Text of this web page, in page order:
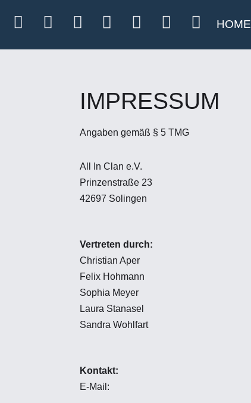
Inhalt
HOME
IMPRESSUM
Angaben gemäß § 5 TMG
All In Clan e.V.
Prinzenstraße 23
42697 Solingen
Vertreten durch:
Christian Aper
Felix Hohmann
Sophia Meyer
Laura Stanasel
Sandra Wohlfart
Kontakt:
E-Mail: